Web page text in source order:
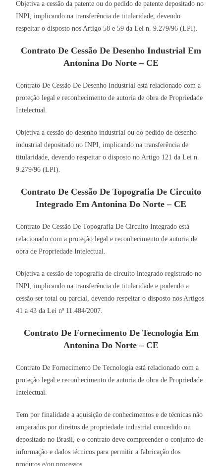
Objetiva a cessão da patente ou do pedido de patente depositado no
INPI, implicando na transferência de titularidade, devendo
respeitar o disposto nos Artigo 58 e 59 da Lei n. 9.279/96 (LPI).
Contrato De Cessão De Desenho Industrial Em
Antonina Do Norte – CE
Contrato De Cessão De Desenho Industrial está relacionado com a
proteção legal e reconhecimento de autoria de obra de Propriedade
Intelectual.
Objetiva a cessão do desenho industrial ou do pedido de desenho
industrial depositado no INPI, implicando na transferência de
titularidade, devendo respeitar o disposto no Artigo 121 da Lei n.
9.279/96 (LPI).
Contrato De Cessão De Topografia De Circuito
Integrado Em Antonina Do Norte – CE
Contrato De Cessão De Topografia De Circuito Integrado está
relacionado com a proteção legal e reconhecimento de autoria de
obra de Propriedade Intelectual.
Objetiva a cessão de topografia de circuito integrado registrado no
INPI, implicando na transferência de titularidade e podendo a
cessão ser total ou parcial, devendo respeitar o disposto nos Artigos
41 a 43 da Lei nº 11.484/2007.
Contrato De Fornecimento De Tecnologia Em
Antonina Do Norte – CE
Contrato De Fornecimento De Tecnologia está relacionado com a
proteção legal e reconhecimento de autoria de obra de Propriedade
Intelectual.
Tem por finalidade a aquisição de conhecimentos e de técnicas não
amparados por direitos de propriedade industrial concedido ou
depositado no Brasil, e o contrato deve compreender o conjunto de
informação e dados técnicos para permitir a fabricação dos
produtos e/ou processos.